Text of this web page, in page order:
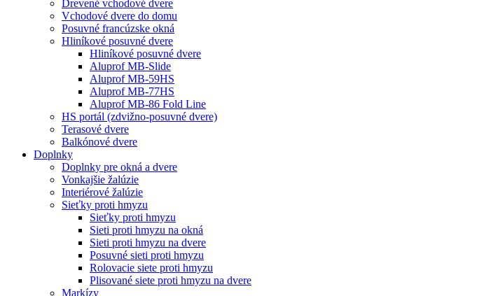
Drevené vchodové dvere
Vchodové dvere do domu
Posuvné francúzske okná
Hliníkové posuvné dvere
Hliníkové posuvné dvere
Aluprof MB-Slide
Aluprof MB-59HS
Aluprof MB-77HS
Aluprof MB-86 Fold Line
HS portál (zdvižno-posuvné dvere)
Terasové dvere
Balkónové dvere
Doplnky
Doplnky pre okná a dvere
Vonkajšie žalúzie
Interiérové žalúzie
Sieťky proti hmyzu
Sieťky proti hmyzu
Sieti proti hmyzu na okná
Sieti proti hmyzu na dvere
Posuvné sieti proti hmyzu
Rolovacie siete proti hmyzu
Plisované siete proti hmyzu na dvere
Markízy